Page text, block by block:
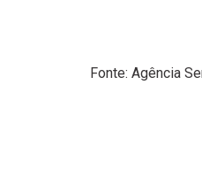
Fonte: Agência